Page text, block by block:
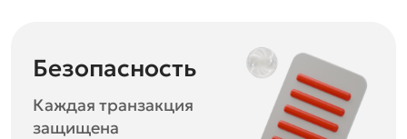
Безопасность
Каждая транзакция
защищена